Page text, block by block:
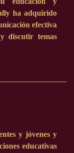
ha adquirido
efectiva
discutir temas
y jóvenes y
educativas